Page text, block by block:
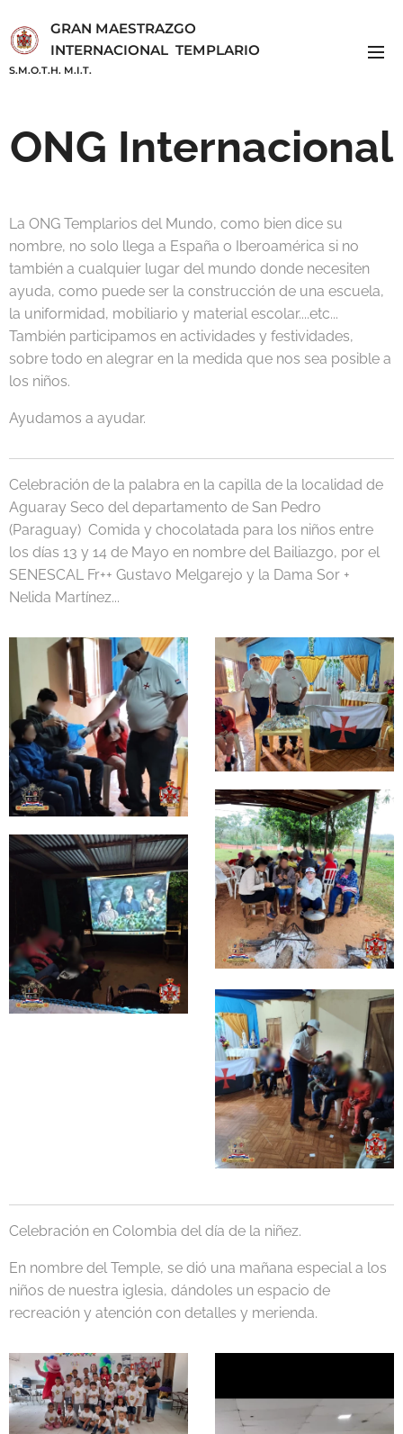
GRAN MAESTRAZGO
INTERNACIONAL TEMPLARIO
S.M.O.T.H. M.I.T.
ONG Internacional
La ONG Templarios del Mundo, como bien dice su
nombre, no solo llega a España o Iberoamérica si no
también a cualquier lugar del mundo donde necesiten
ayuda, como puede ser la construcción de una escuela,
la uniformidad, mobiliario y material escolar....etc...
También participamos en actividades y festividades,
sobre todo en alegrar en la medida que nos sea posible a
los niños.
Ayudamos a ayudar.
Celebración de la palabra en la capilla de la localidad de
Aguaray Seco del departamento de San Pedro
(Paraguay) Comida y chocolatada para los niños entre
los días 13 y 14 de Mayo en nombre del Bailiazgo, por el
SENESCAL Fr++ Gustavo Melgarejo y la Dama Sor +
Nelida Martínez...
Celebración en Colombia del día de la niñez.
En nombre del Temple, se dió una mañana especial a los
niños de nuestra iglesia, dándoles un espacio de
recreación y atención con detalles y merienda.